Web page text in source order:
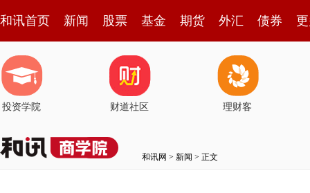
和讯首页 新闻 股票 基金 期货 外汇 债券
投资学院 财道社区 理财客
和讯网 > 新闻 > 正文